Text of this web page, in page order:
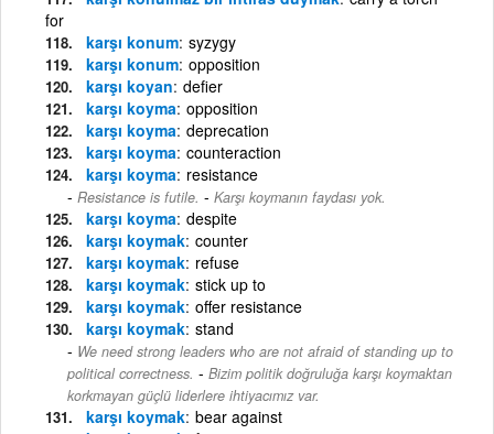
for
karşı konum syzygy
karşı konum opposition
karşı koyan defier
karşı koyma opposition
karşı koyma deprecation
karşı koyma counteraction
karşı koyma resistance
Resistance is futile. - Karşı koymanın faydası yok.
karşı koyma despite
karşı koymak counter
karşı koymak refuse
karşı koymak stick up to
karşı koymak offer resistance
karşı koymak stand
We need strong leaders who are not afraid of standing up to
political correctness. - Bizim politik doğruluğa karşı koymaktan
korkmayan güçlü liderlere ihtiyacımız var.
karşı koymak bear against